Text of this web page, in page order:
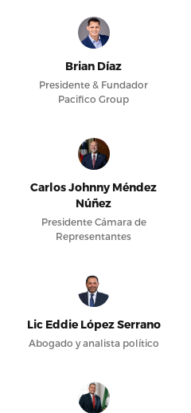
Brian Díaz
Presidente & Fundador
Pacifico Group
Carlos Johnny Méndez
Núñez
Presidente Cámara de
Representantes
Lic Eddie López Serrano
Abogado y analista político